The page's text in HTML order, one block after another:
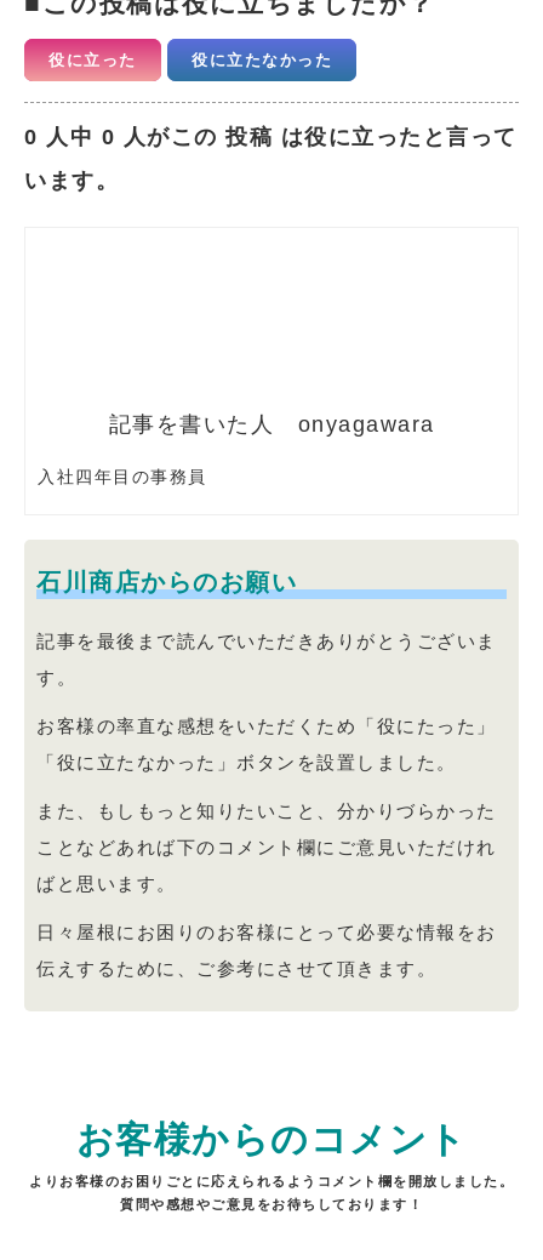
役に立った 役に立たなかった
0 人中 0 人がこの 投稿 は役に立ったと言って
います。
onyagawara
入社四年目の事務員
石川商店からのお願い
記事を最後まで読んでいただきありがとうございま
す。
お客様の率直な感想をいただくため「役にたった」
「役に立たなかった」ボタンを設置しました。
また、もしもっと知りたいこと、分かりづらかった
ことなどあれば下のコメント欄にご意見いただけれ
ばと思います。
日々屋根にお困りのお客様にとって必要な情報をお
伝えするために、ご参考にさせて頂きます。
お客様からのコメント
よりお客様のお困りごとに応えられるようコメント欄を開放しました。
質問や感想やご意見をお待ちしております！